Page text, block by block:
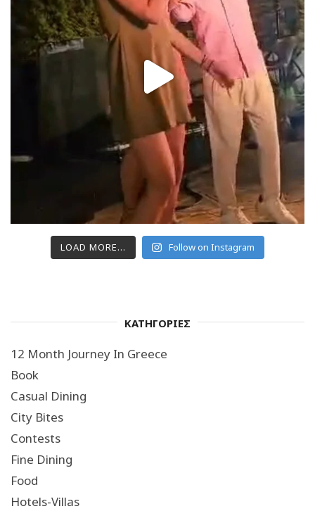
LOAD MORE... Follow on Instagram
ΚΑΤΗΓΟΡΙΕΣ
12 Month Journey In Greece
Book
Casual Dining
City Bites
Contests
Fine Dining
Food
Hotels-Villas